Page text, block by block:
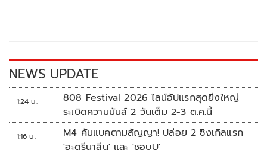
k k
NEWS UPDATE
1:24 น.
808 Festival 2026 ไลน์อัปแรกสุดยิ่งใหญ่
ระเบิดความมันส์ 2 วันเต็ม 2-3 ต.ค.นี้
1:16 น.
M4 คัมแบคตามสัญญา! ปล่อย 2 ซิงเกิลแรก
'อะดรีนาลีน' และ 'ชอบU'